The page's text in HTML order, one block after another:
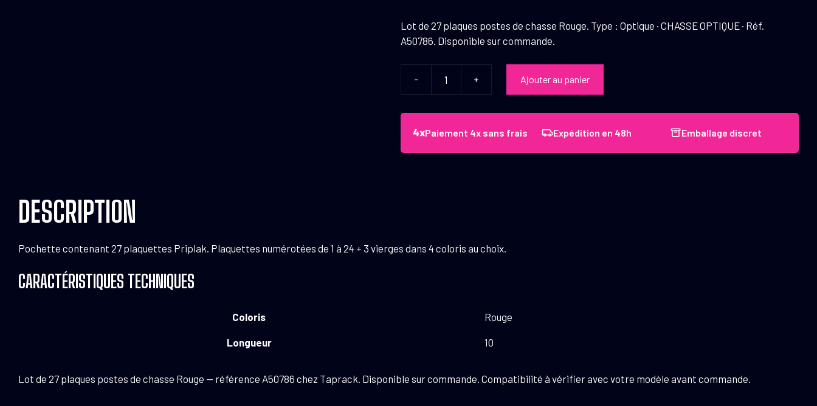
Lot de 27 plaques postes de chasse Rouge. Type : Optique · CHASSE OPTIQUE · Réf.
A50786. Disponible sur commande.
-
Lot
+ Ajouter au panier
Paiement 4x sans frais Expédition en 48h Emballage discret
DESCRIPTION
Pochette contenant 27 plaquettes Priplak. Plaquettes numérotées de 1 à 24 + 3 vierges dans 4 coloris au choix.
CARACTÉRISTIQUES TECHNIQUES
Coloris Rouge
Longueur 10
Lot de 27 plaques postes de chasse Rouge — référence A50786 chez Taprack. Disponible sur commande. Compatibilité à vérifier avec votre modèle avant commande.